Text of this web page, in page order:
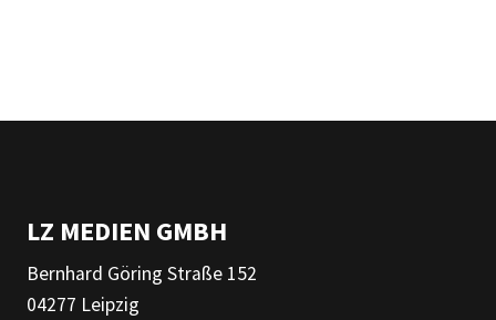
LZ MEDIEN GMBH
Bernhard Göring Straße 152
04277 Leipzig